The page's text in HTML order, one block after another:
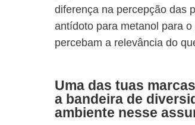
diferença na percepção das
antídoto para metanol para
percebam a relevância do
Uma das tuas
a bandeira de
ambiente nesse